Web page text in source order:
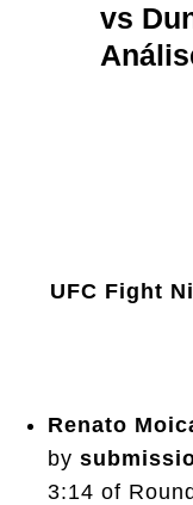
vs
UFC Fight
Renato
by
3:14 of